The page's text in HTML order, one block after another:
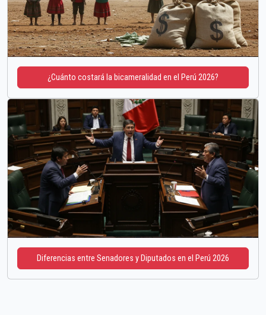
¿Cuánto costará la bicameralidad en el Perú 2026?
Diferencias entre Senadores y Diputados en el Perú 2026